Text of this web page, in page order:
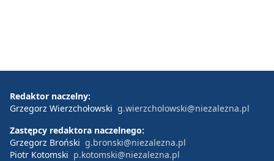
Redaktor naczelny:
Grzegorz Wierzchołowski g.wierzcholowski@niezalezna.pl
Zastępcy redaktora naczelnego:
Grzegorz Broński g.bronski@niezalezna.pl
Piotr Kotomski p.kotomski@niezalezna.pl